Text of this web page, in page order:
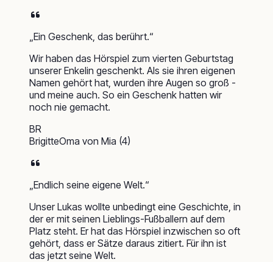
Ein Geschenk, das berührt.“
Wir haben das Hörspiel zum vierten Geburtstag
unserer Enkelin geschenkt. Als sie ihren eigenen
Namen gehört hat, wurden ihre Augen so groß -
und meine auch. So ein Geschenk hatten wir
noch nie gemacht.
BR
BrigitteOma von Mia (4)
Endlich seine eigene Welt.“
Unser Lukas wollte unbedingt eine Geschichte, in
der er mit seinen Lieblings-Fußballern auf dem
Platz steht. Er hat das Hörspiel inzwischen so oft
gehört, dass er Sätze daraus zitiert. Für ihn ist
das jetzt seine Welt.